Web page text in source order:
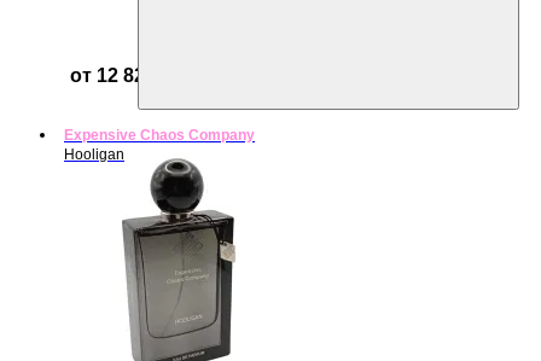
от 12 821 ₽
Expensive Chaos Company
Hooligan